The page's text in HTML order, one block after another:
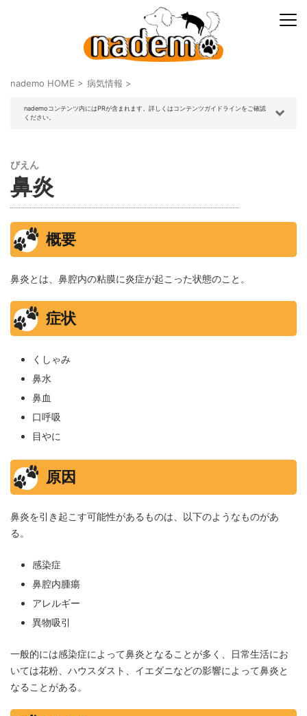
nademo HOME > 病気情報 >
nademoコンテンツ内にはPRが含まれます。詳しくはコンテンツガイドラインをご確認
ください。
びえん
鼻炎
概要
鼻炎とは、鼻腔内の粘膜に炎症が起こった状態のこと。
症状
くしゃみ
鼻水
鼻血
口呼吸
目やに
原因
鼻炎を引き起こす可能性があるものは、以下のようなものがあ
る。
感染症
鼻腔内腫瘍
アレルギー
異物吸引
一般的には感染症によって鼻炎となることが多く、日常生活にお
いては花粉、ハウスダスト、イエダニなどの影響によって鼻炎と
なることがある。